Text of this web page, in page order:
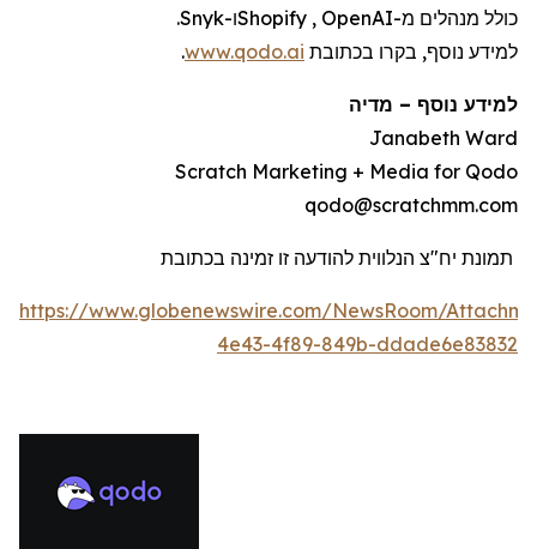
כולל מנהלים מ-OpenAI
,
Shopifyו-Snyk
.
למידע נוסף, בקרו בכתובת www.qodo.ai
.
למידע נוסף – מדיה
Janabeth Ward
Scratch Marketing + Media for Qodo
qodo@scratchmm.com
https://www.globenewswire.com/NewsRoom/
4e43-4f89-849b-ddade6e83832